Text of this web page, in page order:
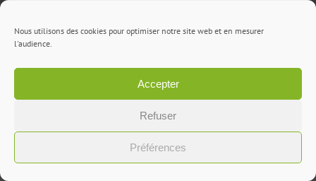
Nous utilisons des cookies pour optimiser notre site web et en mesurer
l'audience.
Accepter
Refuser
Préférences
Facebook
X LinkedIn
Rss